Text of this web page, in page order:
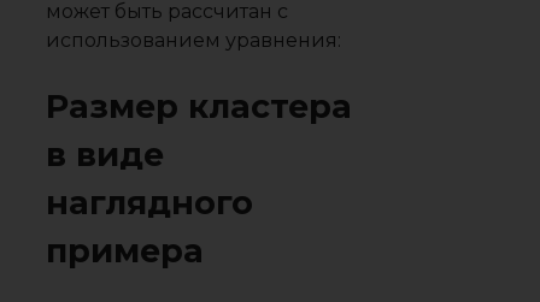
может быть рассчитан с
использованием уравнения:
Размер кластера
в виде
наглядного
примера